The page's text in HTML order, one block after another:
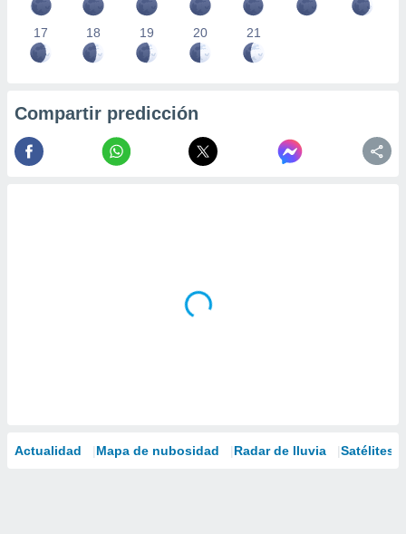
17 18 19 20 21
Compartir predicción
Actualidad Mapa de nubosidad Radar de lluvia Satélites